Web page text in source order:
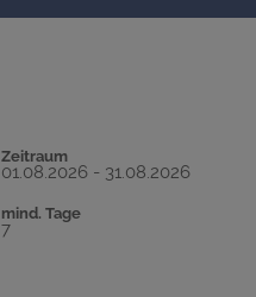
Zeitraum
01.08.2026 - 31.08.2026
mind. Tage
7